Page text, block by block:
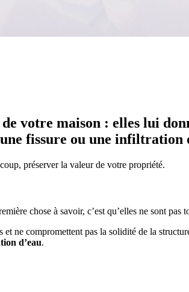
votre maison : elles lui
fissure ou une
préserver la valeur de votre propriété.
chose à savoir, c’est qu’elles ne sont
et ne compromettent pas la solidité de la
d’eau.